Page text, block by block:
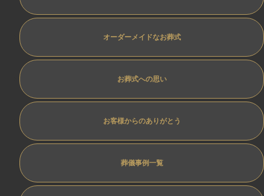
オーダーメイドなお葬式
お葬式への思い
お客様からのありがとう
葬儀事例一覧